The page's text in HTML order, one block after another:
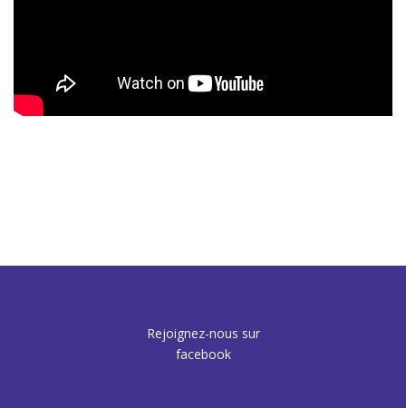
Rejoignez-nous sur
facebook